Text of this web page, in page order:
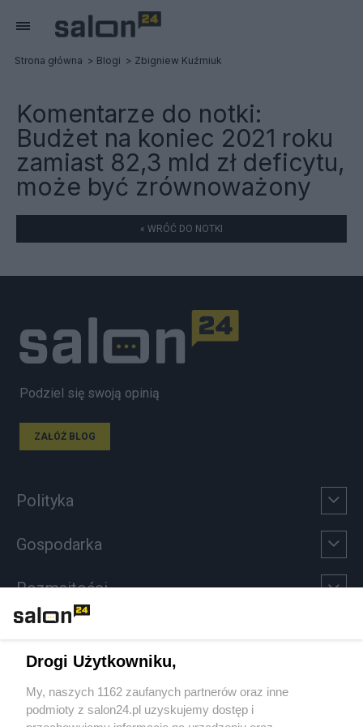
Strona główna Blogi Zbigniew Kuźmiuk
Komentarze do notki:
Budżet na koniec 2021 roku
zamiast 82,3 mld zł deficytu,
może być zrównoważony
« WRÓĆ DO NOTKI
Podziel się swoją opinią
ZAŁÓŻ BLOG
Polityka
Gospodarka
Rozmaitości
Sport
Społeczeństwo
Drogi Użytkowniku,
My, naszych 1162 zaufanych partnerów oraz inne
podmioty z salon24.pl uzyskujemy dostęp i